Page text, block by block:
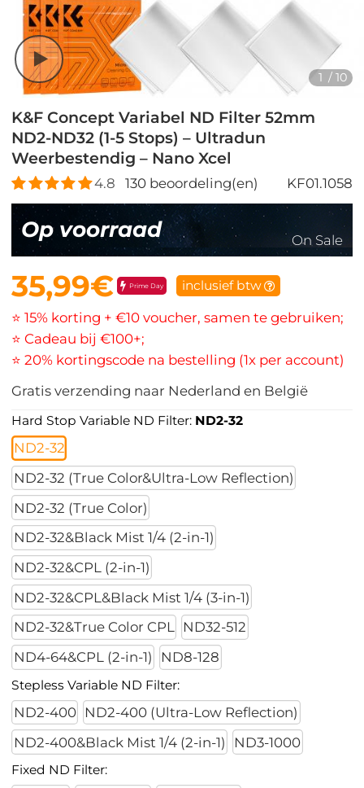
1 /10
K&F Concept Variabel ND Filter 52mm
ND2-ND32 (1-5 Stops) – Ultradun
Weerbestendig – Nano Xcel
4.8 130beoordeling(en) KF01.1058
Op voorraad On Sale
35,99€ Prime Day inclusief btw
⭐ 15% korting + €10 voucher, samen te gebruiken;
⭐ Cadeau bij €100+;
⭐ 20% kortingscode na bestelling (1x per account)
Gratis verzending naar Nederland en België
Hard Stop Variable ND Filter: ND2-32
ND2-32
ND2-32 (True Color&Ultra-Low Reflection)
ND2-32 (True Color)
ND2-32&Black Mist 1/4 (2-in-1)
ND2-32&CPL (2-in-1)
ND2-32&CPL&Black Mist 1/4 (3-in-1)
ND2-32&True Color CPL
ND32-512
ND4-64&CPL (2-in-1)
ND8-128
Stepless Variable ND Filter:
ND2-400
ND2-400 (Ultra-Low Reflection)
ND2-400&Black Mist 1/4 (2-in-1)
ND3-1000
Fixed ND Filter: